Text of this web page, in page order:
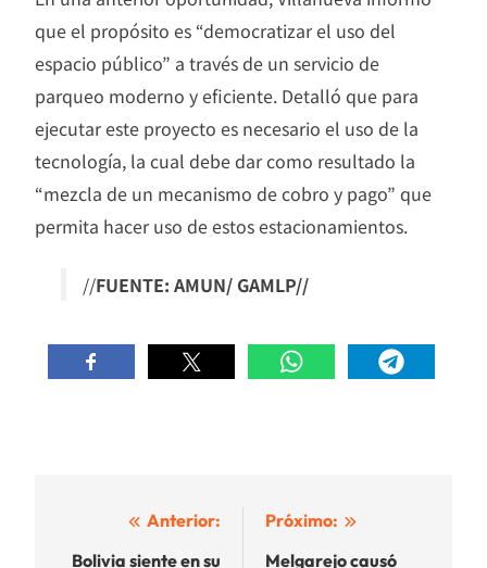
que el propósito es “democratizar el uso del
espacio público” a través de un servicio de
parqueo moderno y eficiente. Detalló que para
ejecutar este proyecto es necesario el uso de la
tecnología, la cual debe dar como resultado la
“mezcla de un mecanismo de cobro y pago” que
permita hacer uso de estos estacionamientos.
//FUENTE: AMUN/ GAMLP//
Navegación
Anterior:
Bolivia siente en su
Próximo:
Melgarejo causó